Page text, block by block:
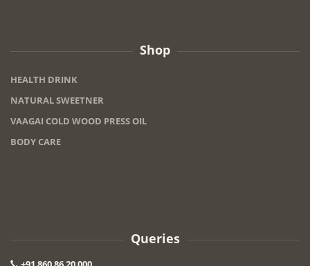
Shop
HEALTH DRINK
NATURAL SWEETNER
VAAGAI COLD WOOD PRESS OIL
BODY CARE
Queries